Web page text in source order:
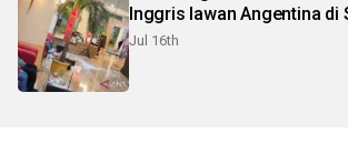
Inggris lawan Angentina di
Jul 16th